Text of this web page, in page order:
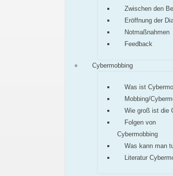
Zwischen den
Eröffnung der
Notmaßnahmen
Feedback
Cybermobbing
Was ist
Mobbing/
Wie groß ist die
Folgen von
Cybermobbing
Was kann man
Literatur